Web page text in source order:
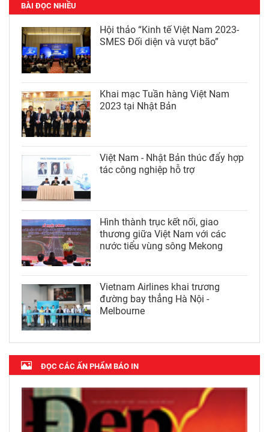
BÀI ĐỌC NHIỀU
Hội thảo “Kinh tế Việt Nam 2023-
SMES Đối diện và vượt bão”
Khai mạc Tuần hàng Việt Nam
2023 tại Nhật Bản
Việt Nam - Nhật Bản thúc đẩy hợp
tác công nghiệp hỗ trợ
Hình thành trục kết nối, giao
thương giữa Việt Nam với các
nước tiểu vùng sông Mekong
Vietnam Airlines khai trương
đường bay thẳng Hà Nội -
Melbourne
ĐỌC CÁC ẤN PHẨM BÁO IN